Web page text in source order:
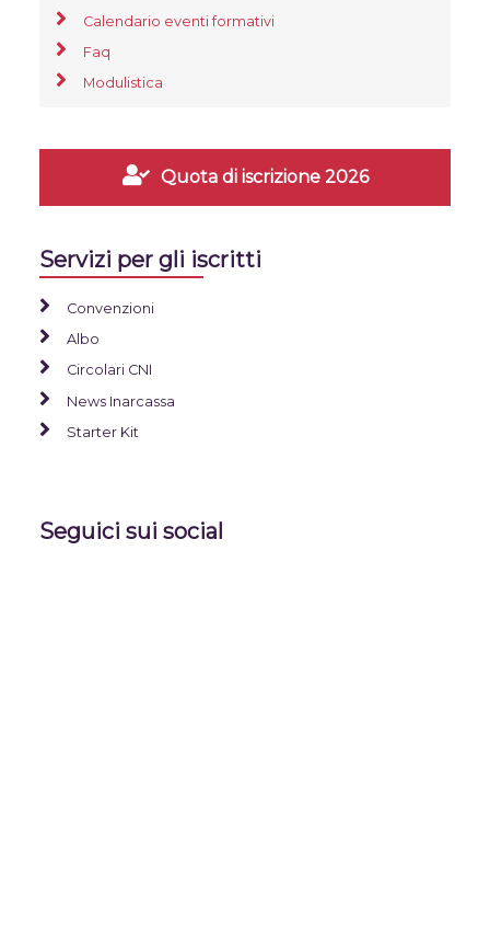
Calendario eventi formativi
Faq
Modulistica
Quota di iscrizione 2026
Servizi per gli iscritti
Convenzioni
Albo
Circolari CNI
News Inarcassa
Starter Kit
Seguici sui social